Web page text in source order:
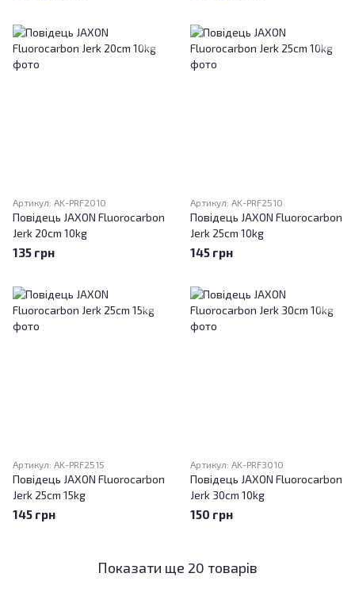
Артикул: AK-PRF2010
Повідець JAXON Fluorocarbon
Jerk 20cm 10kg
135 грн
Артикул: AK-PRF2510
Повідець JAXON Fluorocarbon
Jerk 25cm 10kg
145 грн
Артикул: AK-PRF2515
Повідець JAXON Fluorocarbon
Jerk 25cm 15kg
145 грн
Артикул: AK-PRF3010
Повідець JAXON Fluorocarbon
Jerk 30cm 10kg
150 грн
Показати ще 20 товарів